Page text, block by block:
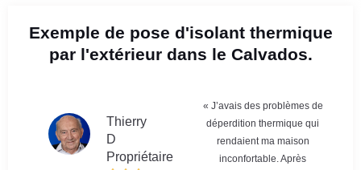
Exemple de pose d'isolant thermique
par l'extérieur dans le Calvados.
Thierry
D
Propriétaire
« J’avais des problèmes de
déperdition thermique qui
rendaient ma maison
inconfortable. Après